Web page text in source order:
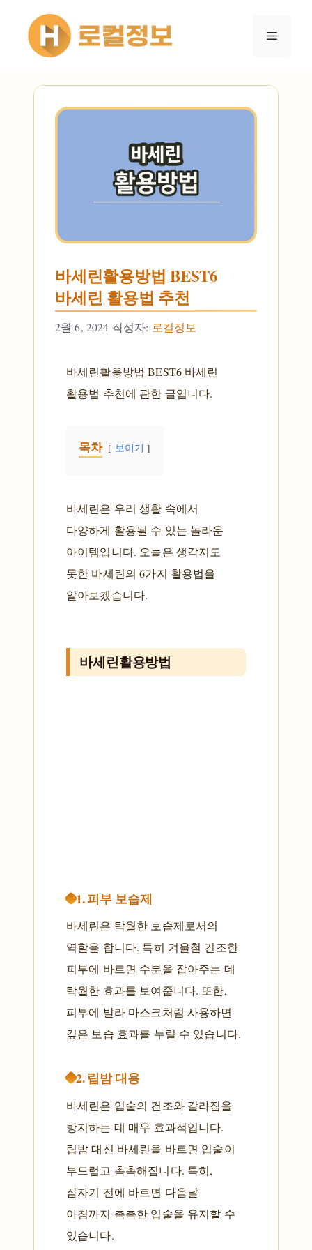
건너뛰기
메뉴
바세린활용방법 BEST6
바세린 활용법 추천
2월 6, 2024 작성자: 로컬정보
바세린활용방법 BEST6 바세린
활용법 추천에 관한 글입니다.
목차 보이기
바세린은 우리 생활 속에서
다양하게 활용될 수 있는 놀라운
아이템입니다. 오늘은 생각지도
못한 바세린의 6가지 활용법을
알아보겠습니다.
바세린활용방법
1. 피부 보습제
바세린은 탁월한 보습제로서의
역할을 합니다. 특히 겨울철 건조한
피부에 바르면 수분을 잡아주는 데
탁월한 효과를 보여줍니다. 또한,
피부에 발라 마스크처럼 사용하면
깊은 보습 효과를 누릴 수 있습니다.
2. 립밤 대용
바세린은 입술의 건조와 갈라짐을
방지하는 데 매우 효과적입니다.
립밤 대신 바세린을 바르면 입술이
부드럽고 촉촉해집니다. 특히,
잠자기 전에 바르면 다음날
아침까지 촉촉한 입술을 유지할 수
있습니다.